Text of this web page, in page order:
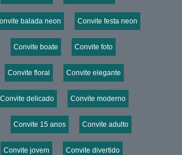
balada neon Convite festa neon
Convite boate Convite foto
Convite floral Convite elegante
Convite delicado Convite moderno
Convite 15 anos Convite adulto
Convite jovem Convite divertido